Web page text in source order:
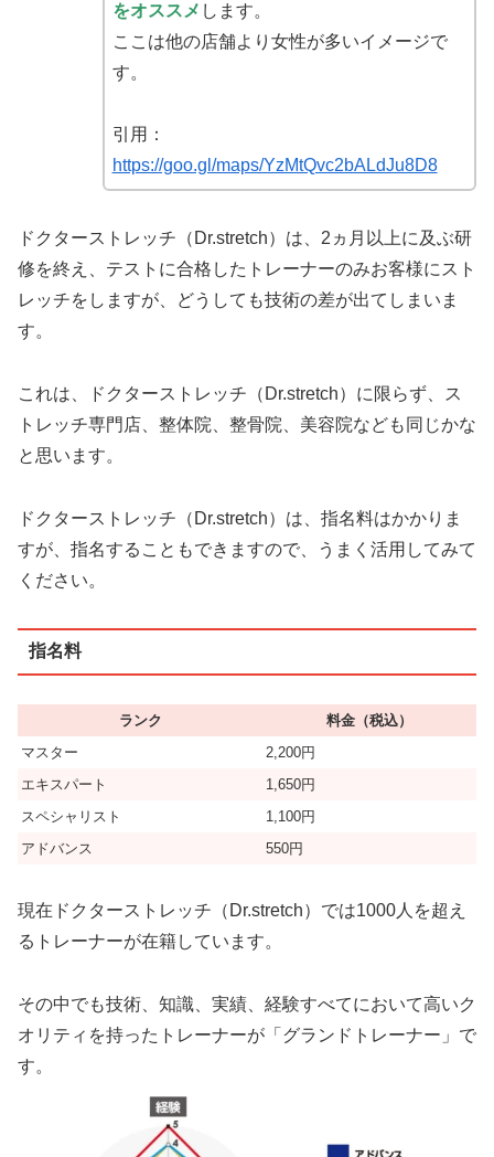
をオススメ します。
ここは他の店舗より女性が多いイメージで
す。
引用：
https://goo.gl/maps/YzMtQvc2bALdJu8D8
ドクターストレッチ（Dr.stretch）は、2ヵ月以上に及ぶ研
修を終え、テストに合格したトレーナーのみお客様にスト
レッチをしますが、どうしても技術の差が出てしまいま
す。
これは、ドクターストレッチ（Dr.stretch）に限らず、ス
トレッチ専門店、整体院、整骨院、美容院なども同じかな
と思います。
ドクターストレッチ（Dr.stretch）は、指名料はかかりま
すが、指名することもできますので、うまく活用してみて
ください。
指名料
ランク 料金 （税込）
マスター
2,200円
エキスパート
1,650円
スペシャリスト
1,100円
アドバンス
550円
現在ドクターストレッチ（Dr.stretch）では1000人を超え
るトレーナーが在籍しています。
その中でも技術、知識、実績、経験すべてにおいて高いク
オリティを持ったトレーナーが「グランドトレーナー」で
す。